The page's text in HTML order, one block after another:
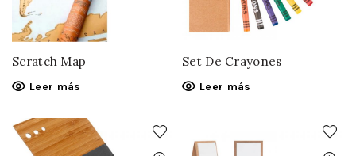
Scratch Map
Leer más
Set De Crayones
Leer más